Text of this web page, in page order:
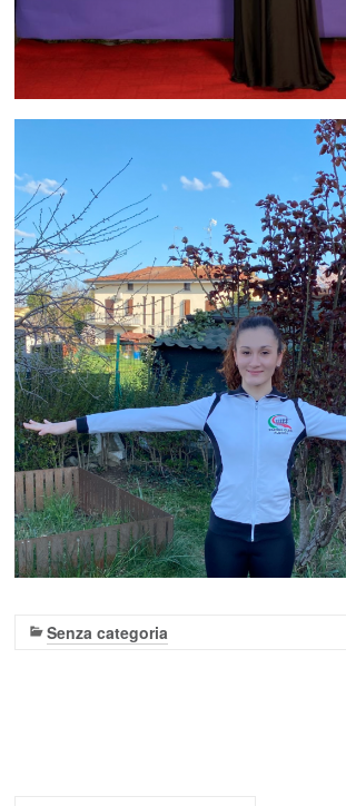
Senza categoria